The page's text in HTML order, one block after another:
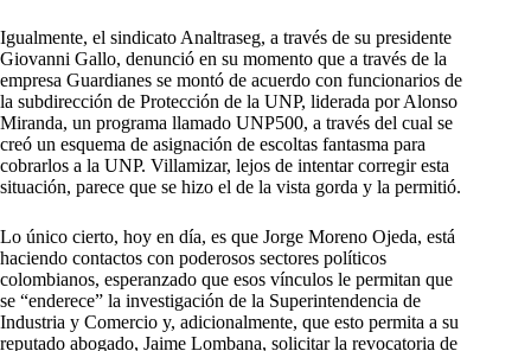
Igualmente, el sindicato Analtraseg, a través de su presidente
Giovanni Gallo, denunció en su momento que a través de la
empresa Guardianes se montó de acuerdo con funcionarios de
la subdirección de Protección de la UNP, liderada por Alonso
Miranda, un programa llamado UNP500, a través del cual se
creó un esquema de asignación de escoltas fantasma para
cobrarlos a la UNP. Villamizar, lejos de intentar corregir esta
situación, parece que se hizo el de la vista gorda y la permitió.
Lo único cierto, hoy en día, es que Jorge Moreno Ojeda, está
haciendo contactos con poderosos sectores políticos
colombianos, esperanzado que esos vínculos le permitan que
se “enderece” la investigación de la Superintendencia de
Industria y Comercio y, adicionalmente, que esto permita a su
reputado abogado, Jaime Lombana, solicitar la revocatoria de